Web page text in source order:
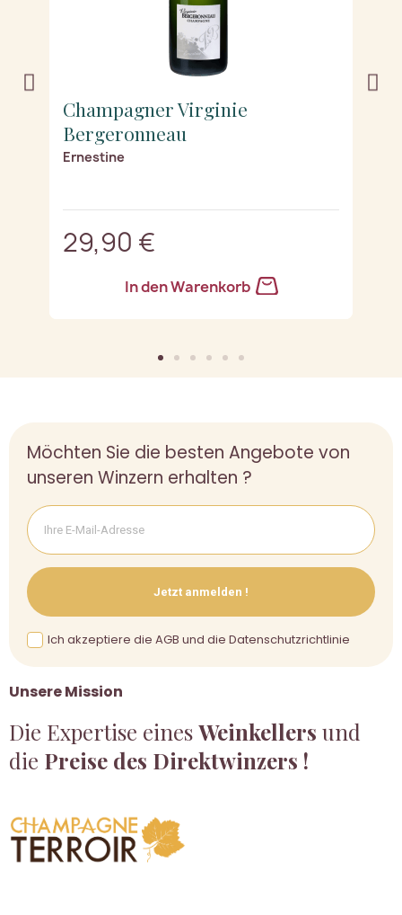
Champagner Virginie
Bergeronneau
Ernestine
29,90 €
In den Warenkorb
Unsere Mission
Die Expertise einesWeinkellers und
die Preise des Direktwinzers !
Möchten Sie die besten Angebote von
unseren Winzern erhalten ?
Jetzt anmelden !
Ich akzeptiere die AGB und die Datenschutzrichtlinie